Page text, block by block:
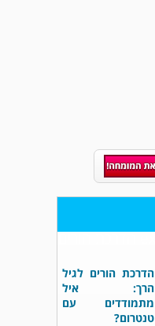
הדרכת הורים לגיל
הרך: איל
מתמודדים עם
טנטרום?